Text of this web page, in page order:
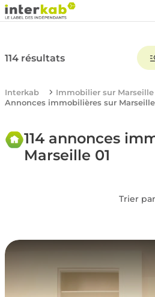
114 résultats
Interkab
Immobilier sur Marseille
Annonces immobilières sur Marseille
114 annonces
Marseille 01
Trier par